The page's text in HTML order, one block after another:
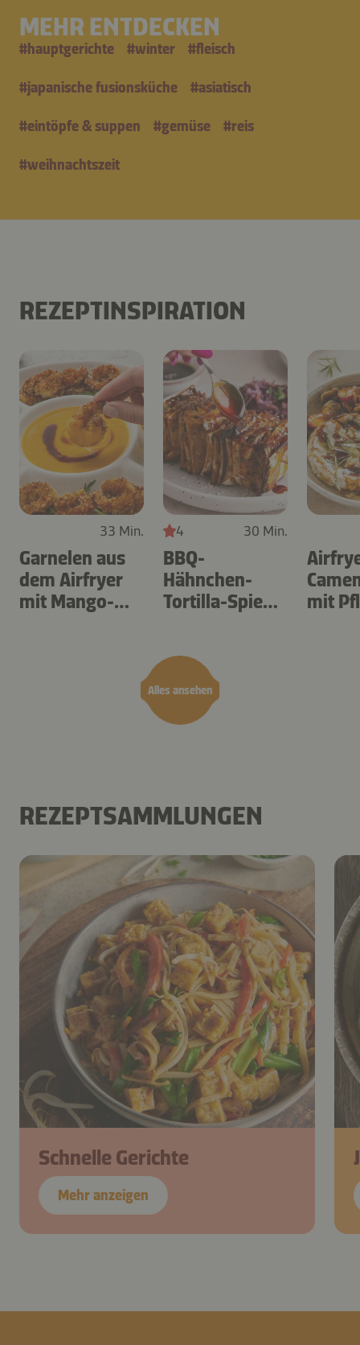
MEHR ENTDECKEN
#hauptgerichte #winter #fleisch
#japanische fusionsküche #asiatisch
#eintöpfe & suppen #gemüse #reis
#weihnachtszeit
REZEPTINSPIRATION
Alles ansehen
33 Min.
Garnelen aus
dem Airfryer
mit Mango-
4 30 Min.
BBQ-
Hähnchen-
Tortilla-Spieße
mit
REZEPTSAMMLUNGEN
Schnelle Gerichte
Mehr anzeigen